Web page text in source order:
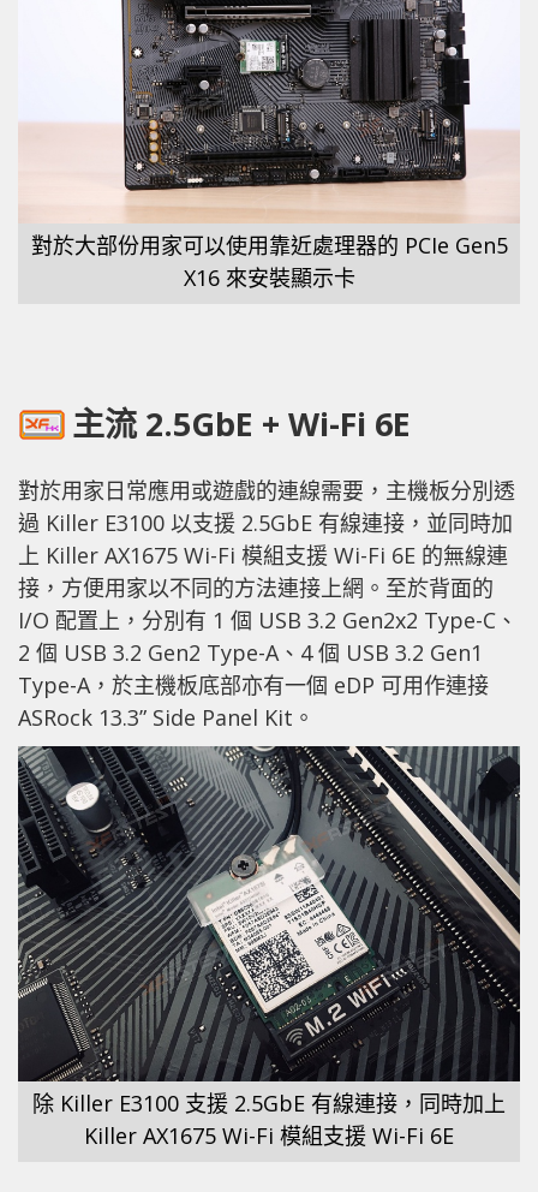
對於大部份用家可以使用靠近處理器的 PCIe Gen5
X16 來安裝顯示卡
主流 2.5GbE + Wi-Fi 6E
對於用家日常應用或遊戲的連線需要，主機板分別透
過 Killer E3100 以支援 2.5GbE 有線連接，並同時加
上 Killer AX1675 Wi-Fi 模組支援 Wi-Fi 6E 的無線連
接，方便用家以不同的方法連接上網。至於背面的
I/O 配置上，分別有 1 個 USB 3.2 Gen2x2 Type-C、
2 個 USB 3.2 Gen2 Type-A、4 個 USB 3.2 Gen1
Type-A，於主機板底部亦有一個 eDP 可用作連接
ASRock 13.3” Side Panel Kit。
除 Killer E3100 支援 2.5GbE 有線連接，同時加上
Killer AX1675 Wi-Fi 模組支援 Wi-Fi 6E